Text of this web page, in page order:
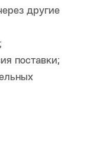
другие
поставки;